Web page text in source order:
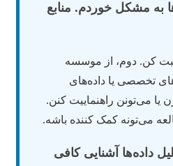
به مشکل خوردم. منابع
کن. دوم، از موسسه
تخصصی یا داده‌های
یا می‌تونن راهنماییت کنن.
می‌تونه کمک کننده باشه.
داده‌ها آشنایی کافی